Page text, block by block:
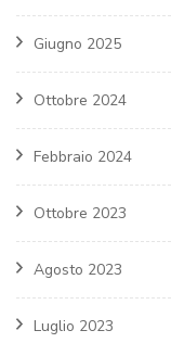
Giugno 2025
Ottobre 2024
Febbraio 2024
Ottobre 2023
Agosto 2023
Luglio 2023